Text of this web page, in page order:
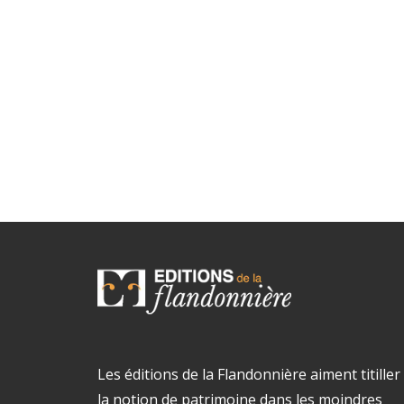
Les éditions de la Flandonnière aiment titiller
la notion de patrimoine dans les moindres